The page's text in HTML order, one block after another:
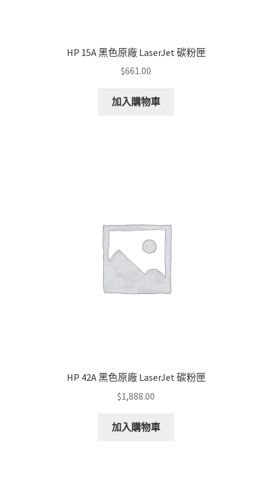
HP 15A 黑色原廠 LaserJet 碳粉匣
$661.00
加入購物車
HP 42A 黑色原廠 LaserJet 碳粉匣
$1,888.00
加入購物車